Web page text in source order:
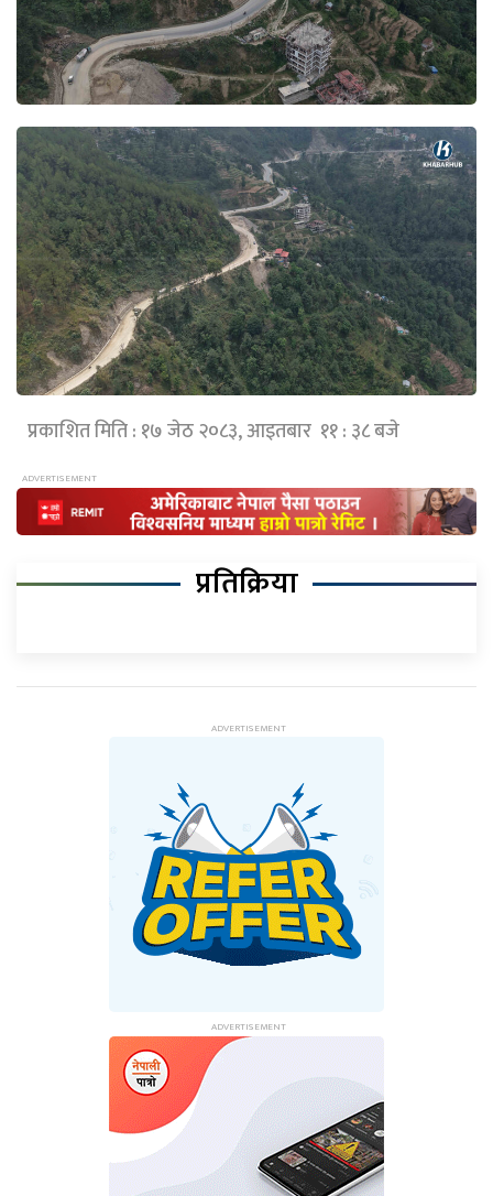
प्रकाशित मिति : १७ जेठ २०८३, आइतबार ११ : ३८ बजे
प्रतिक्रिया